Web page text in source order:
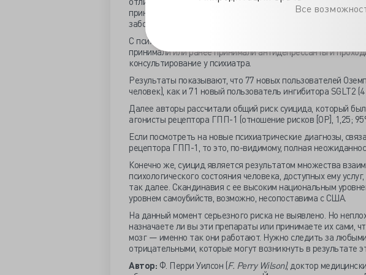
Все
принимавшие Оземпик, чаще были женского пола, реже
заболеваниями, чаще имели диагноз ожирения и чаще
С психиатрической точки зрения, лица, принимавшие
принимали или ранее принимали антидепрессанты и
консультирование у психиатра.
Результаты показывают, что 77 новых пользователей
человек), как и 71 новый пользователь ингибитора SGLT2
Далее авторы рассчитали общий риск суицида, который
агонисты рецептора ГПП-1 (отношение рисков [ОР], 1,25;
Если посмотреть на новые психиатрические диагнозы,
рецептора ГПП-1, то это, по-видимому, полная
Конечно же, суицид является результатом множества
психологического состояния человека, доступных ему
так далее. Скандинавия с ее высоким национальным
уровнем самоубийств, возможно, несопоставима с США.
На данный момент серьезного риска не выявлено. Но
назначаете ли вы эти препараты или принимаете их сами,
мозг — именно так они работают. Нужно следить за
отрицательными, которые могут возникнуть в результате
Автор: Ф. Перри Уилсон (F. Perry Wilson), доктор